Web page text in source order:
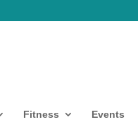
Fitness Events